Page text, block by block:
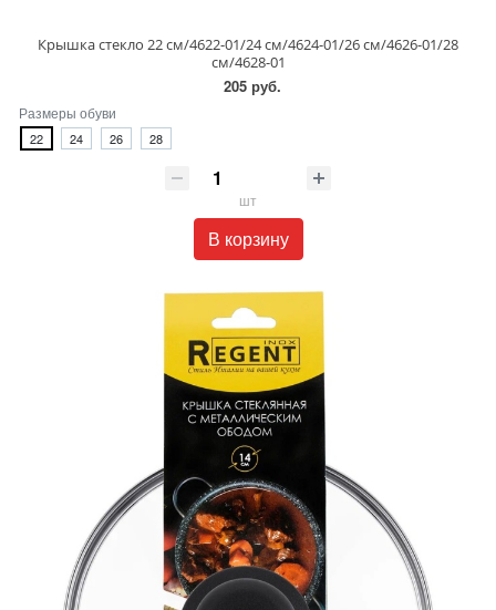
Крышка стекло 22 см/4622-01/24 см/4624-01/26 см/4626-01/28
см/4628-01
205 руб.
Размеры обуви
22 24 26 28
шт
В корзину